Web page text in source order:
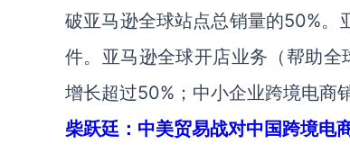
破亚马逊全球站点总销量的50%。
件。亚马逊全球开店业务（帮助
增长超过50%；中小企业跨境电商
柴跃廷：中美贸易战对中国跨境电